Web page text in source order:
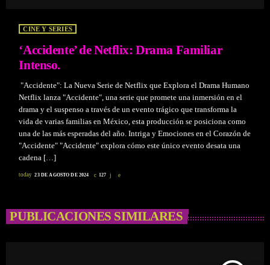
CINE Y SERIES
‘Accidente’ de Netflix: Drama Familiar
Intenso.
"Accidente": La Nueva Serie de Netflix que Explora el Drama Humano
Netflix lanza "Accidente", una serie que promete una inmersión en el
drama y el suspenso a través de un evento trágico que transforma la
vida de varias familias en México, esta producción se posiciona como
una de las más esperadas del año. Intriga y Emociones en el Corazón de
"Accidente" "Accidente" explora cómo este único evento desata una
cadena […]
today 23 DE AGOSTO DE 2024 127
PUBLICACIONES SIMILARES